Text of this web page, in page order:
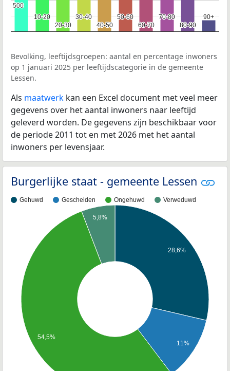
10-20
10-20
20-30
20-30
30-40
30-40
40-50
40-50
50-60
50-60
60-70
60-70
70-80
70-80
80-90
80-90
90+
90+
500
500
Bevolking, leeftijdsgroepen: aantal en percentage inwoners
op 1 januari 2025 per leeftijdscategorie in de gemeente
Lessen.
Als maatwerk kan een Excel document met veel meer
gegevens over het aantal inwoners naar leeftijd
geleverd worden. De gegevens zijn beschikbaar voor
de periode 2011 tot en met 2026 met het aantal
inwoners per levensjaar.
Burgerlijke staat - gemeente Lessen
Gehuwd Gescheiden Ongehuwd Verweduwd
28,6%
11%
5,8%
54,5%